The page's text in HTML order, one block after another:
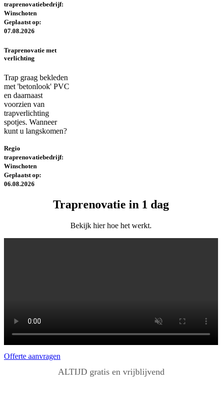
traprenovatiebedrijf:
Winschoten
Geplaatst op:
07.08.2026
Traprenovatie met
verlichting
Trap graag bekleden
met 'betonlook' PVC
en daarnaast
voorzien van
trapverlichting
spotjes. Wanneer
kunt u langskomen?
Regio
traprenovatiebedrijf:
Winschoten
Geplaatst op:
06.08.2026
Traprenovatie in 1 dag
Bekijk hier hoe het werkt.
Offerte aanvragen
ALTIJD gratis en vrijblijvend